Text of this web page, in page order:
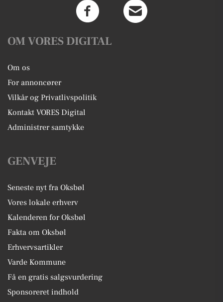
OM VORES DIGITAL
Om os
For annoncører
Vilkår og Privatlivspolitik
Kontakt VORES Digital
Administrer samtykke
GENVEJE
Seneste nyt fra Oksbøl
Vores lokale erhverv
Kalenderen for Oksbøl
Fakta om Oksbøl
Erhvervsartikler
Varde Kommune
Få en gratis salgsvurdering
Sponsoreret indhold